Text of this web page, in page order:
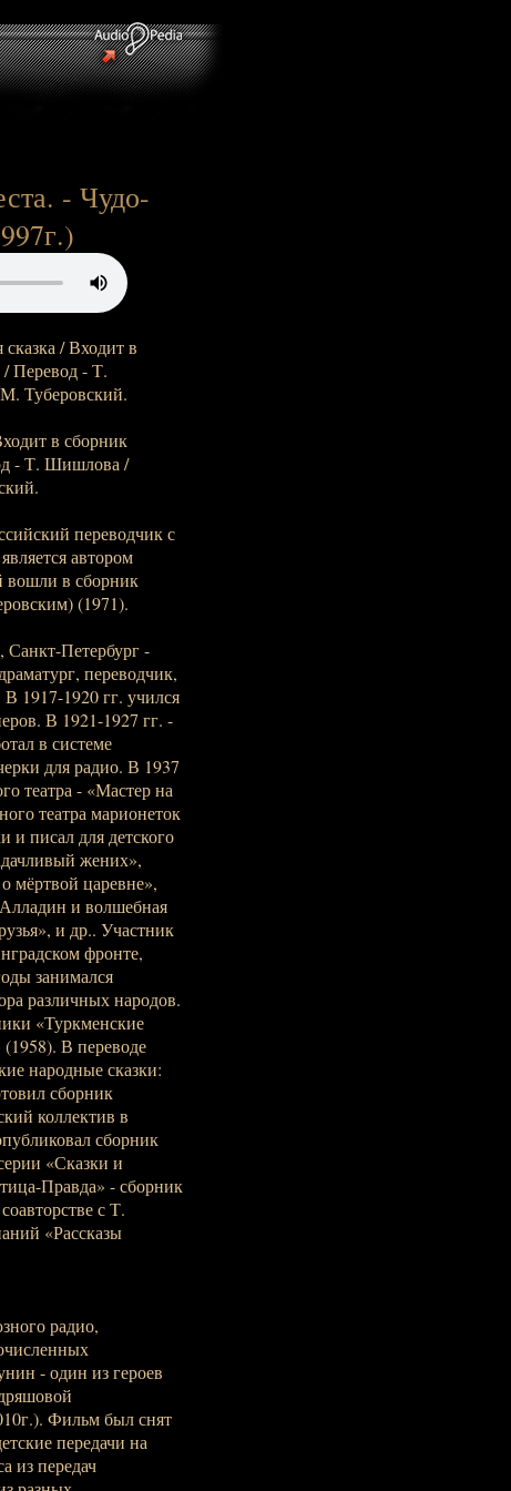
- Чудо-
/ Входит в
Перевод - Т.
Туберовский.
в сборник
- Т. Шишлова /
переводчик с
автором
вошли в сборник
(1971).
Петербург -
переводчик,
В 1917-1920 гг. учился
В 1921-1927 гг. -
в системе
для радио. В 1937
театра - «Мастер на
театра марионеток
и писал для детского
жених»,
мёртвой царевне»,
и волшебная
и др.. Участник
фронте,
занимался
различных народов.
«Туркменские
(1958). В переводе
народные сказки:
сборник
коллектив в
сборник
«Сказки и
Правда» - сборник
с Т.
«Рассказы
радио,
- один из героев
Фильм был снят
передачи на
из передач